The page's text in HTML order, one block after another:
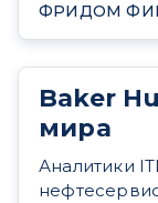
ФРИДОМ
Baker
мира
Аналитики